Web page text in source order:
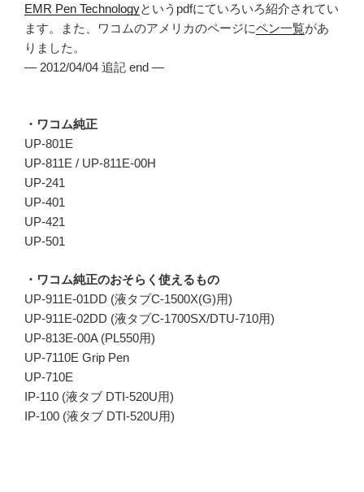
EMR Pen Technologyというpdfにていろいろ紹介されてい
ます。また、ワコムのアメリカのページにペン一覧があ
りました。
— 2012/04/04 追記 end —
・ワコム純正
UP-801E
UP-811E / UP-811E-00H
UP-241
UP-401
UP-421
UP-501
・ワコム純正のおそらく使えるもの
UP-911E-01DD (液タブC-1500X(G)用)
UP-911E-02DD (液タブC-1700SX/DTU-710用)
UP-813E-00A (PL550用)
UP-7110E Grip Pen
UP-710E
IP-110 (液タブ DTI-520U用)
IP-100 (液タブ DTI-520U用)